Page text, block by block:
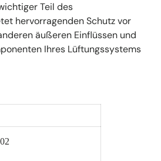
Teil des
hervorragenden Schutz vor
äußeren Einflüssen und
Ihres Lüftungssystems